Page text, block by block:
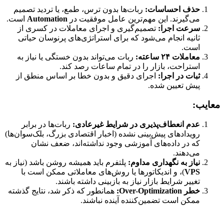
حذف احساسات: ربات‌ها بدون ترس، طمع، یا تردید تصمیم
می‌گیرند. این مهم‌ترین عامل موفقیت در Automation است.
سرعت اجرا: تصمیم‌گیری و اجرای معاملات در کسری از
ثانیه انجام می‌شود که برای استراتژی‌های پرنوسان حیاتی
است.
معاملات ۲۴ ساعته:
ربات می‌تواند بدون خستگی یا نیاز به
استراحت، بازار را در تمام ساعات رصد کند.
ثبات در اجرا: اجرای دقیق و بدون خطا بر اساس منطق از
پیش تعیین شده.
معایب:
عدم انعطاف‌پذیری در شرایط غیرعادی: ربات‌ها در برابر
رویدادهای پیش‌بینی نشده (اخبار اقتصادی بزرگ، بلک‌سوان‌ها)
که در داده‌های آموزشی وجود نداشته‌اند، ضعف نشان
می‌دهند.
نیاز به نگهداری مداوم: پلتفرم باید همیشه روشن باشد (نیاز به
VPS)، و اندیکاتورها یا روش‌های معاملاتی ممکن است با
تغییر شرایط بازار نیاز به بازبینی داشته باشند.
خطر Over-Optimization:
همانطور که ذکر شد، نتایج گذشته
ممکن است تضمین‌کننده آینده نباشند.